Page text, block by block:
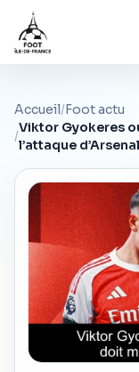
Accueil/Foot actu
/
Viktor Gyokeres
l’attaque